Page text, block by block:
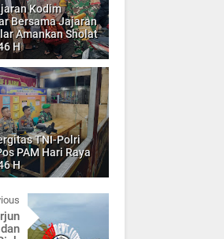
Kodim
Bersama Jajaran
Amankan Sholat
H
TNI-Polri
PAM Hari Raya
H